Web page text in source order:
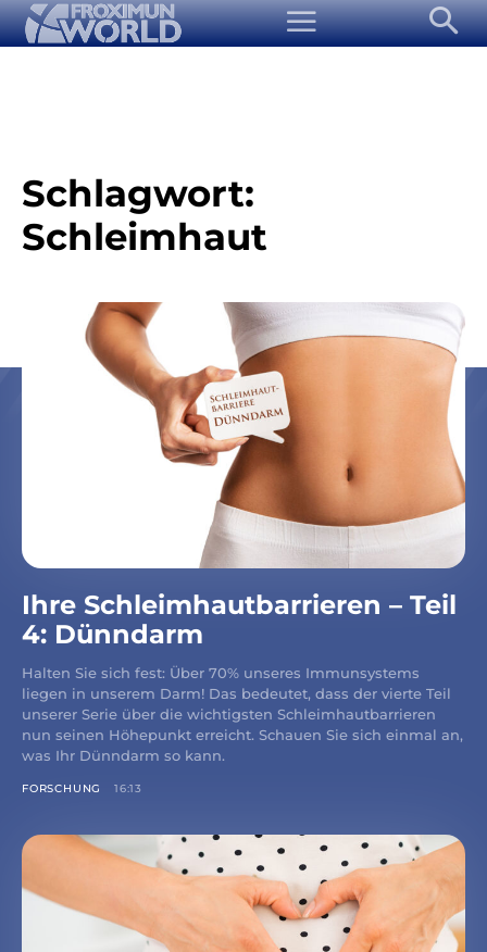
Schlagwort:
Schleimhaut
Ihre Schleimhautbarrieren – Teil
4: Dünndarm
Halten Sie sich fest: Über 70% unseres Immunsystems
liegen in unserem Darm! Das bedeutet, dass der vierte Teil
unserer Serie über die wichtigsten Schleimhautbarrieren
nun seinen Höhepunkt erreicht. Schauen Sie sich einmal an,
was Ihr Dünndarm so kann.
FORSCHUNG 16:13